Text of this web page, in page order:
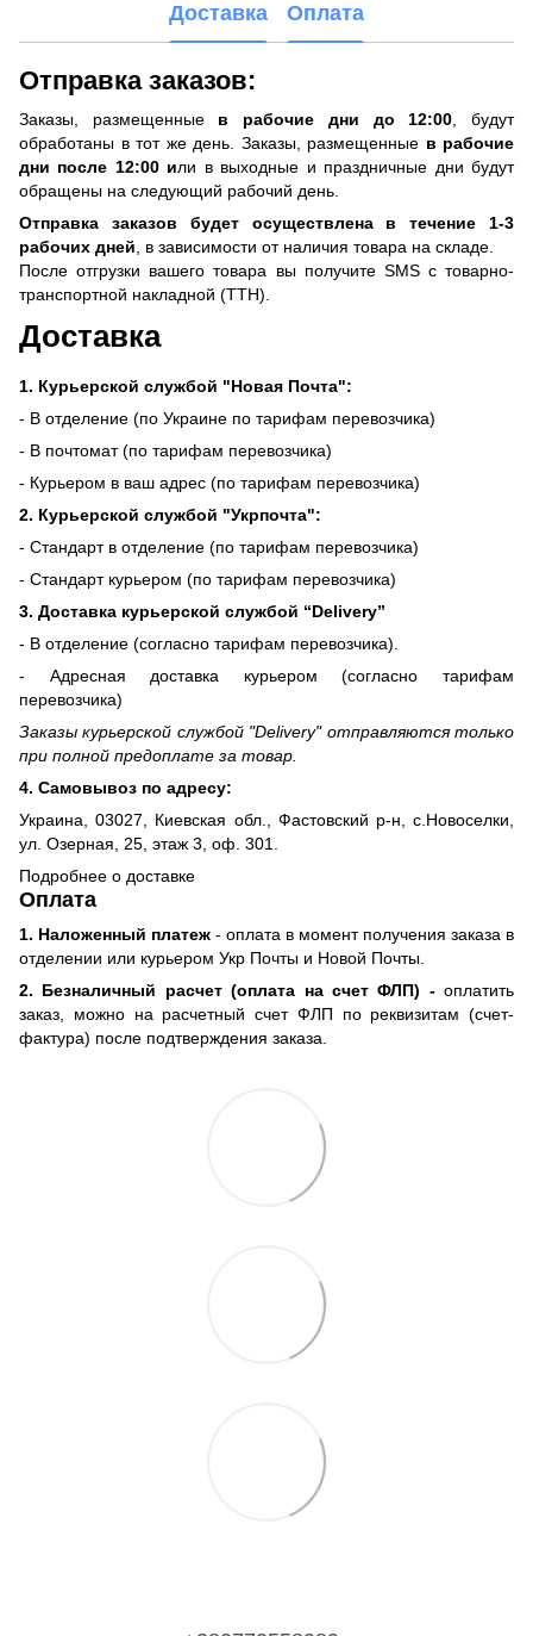
Доставка Оплата
Отправка заказов:
Заказы, размещенные в рабочие дни до 12:00 , будут
обработаны в тот же день. Заказы, размещенные в рабочие
дни после 12:00 или в выходные и праздничные дни будут
обращены на следующий рабочий день.
Отправка заказов будет осуществлена ​​в течение 1-3
рабочих дней , в зависимости от наличия товара на складе.
После отгрузки вашего товара вы получите SMS с товарно-
транспортной накладной (ТТН).
Доставка
1. Курьерской службой "Новая Почта":
- В отделение (по Украине по тарифам перевозчика)
- В почтомат (по тарифам перевозчика)
- Курьером в ваш адрес (по тарифам перевозчика)
2. Курьерской службой "Укрпочта":
- Стандарт в отделение (по тарифам перевозчика)
- Стандарт курьером (по тарифам перевозчика)
3. Доставка курьерской службой “Delivery”
- В отделение (согласно тарифам перевозчика).
- Адресная доставка курьером (согласно тарифам
перевозчика)
Заказы курьерской службой "Delivery" отправляются только
при полной предоплате за товар.
4. Самовывоз по адресу:
Украина, 03027, Киевская обл., Фастовский р-н, с.Новоселки,
ул. Озерная, 25, этаж 3, оф. 301.
Подробнее о доставке
Оплата
1. Наложенный платеж - оплата в момент получения заказа в
отделении или курьером Укр Почты и Новой Почты.
2. Безналичный расчет (оплата на счет ФЛП) -оплатить
заказ, можно на расчетный счет ФЛП по реквизитам (счет-
фактура) после подтверждения заказа.